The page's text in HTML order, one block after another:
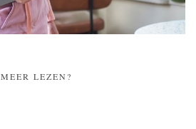
MEER LEZEN?